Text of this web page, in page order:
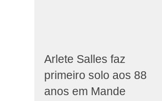
Arlete Salles faz
primeiro solo aos 88
anos em Mande